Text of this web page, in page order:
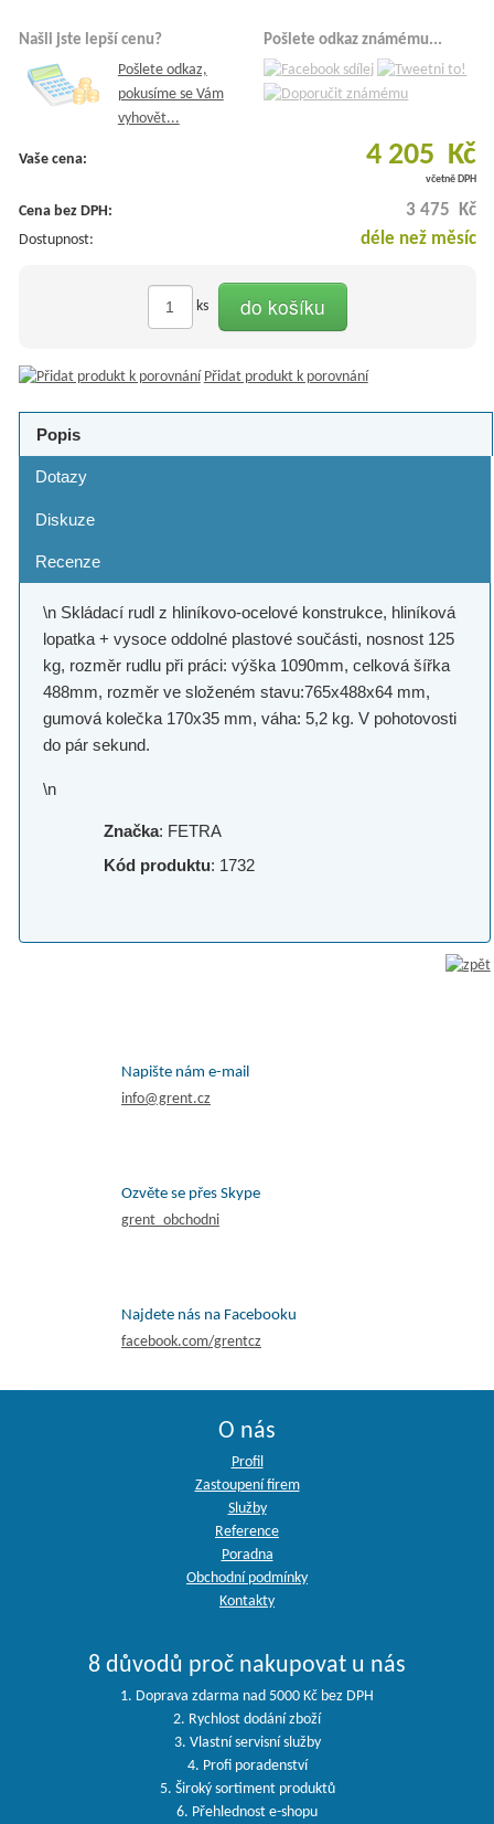
Našli jste lepší cenu?
Pošlete odkaz,
pokusíme se Vám
vyhovět...
Pošlete odkaz známému...
Vaše cena: 4 205 Kč
včetně DPH
Cena bez DPH: 3 475 Kč
Dostupnost: déle než měsíc
ks do košíku
Přidat produkt k porovnání
Popis
Dotazy
Diskuze
Recenze
\n Skládací rudl z hliníkovo-ocelové konstrukce, hliníková
lopatka + vysoce oddolné plastové součásti, nosnost 125
kg, rozměr rudlu při práci: výška 1090mm, celková šířka
488mm, rozměr ve složeném stavu:765x488x64 mm,
gumová kolečka 170x35 mm, váha: 5,2 kg. V pohotovosti
do pár sekund.
\n
Značka: FETRA
Kód produktu: 1732
Napište nám e-mail
info@grent.cz
Ozvěte se přes Skype
grent_obchodni
Najdete nás na Facebooku
facebook.com/grentcz
O nás
Profil
Zastoupení firem
Služby
Reference
Poradna
Obchodní podmínky
Kontakty
8 důvodů proč nakupovat u nás
1. Doprava zdarma nad 5000 Kč bez DPH
2. Rychlost dodání zboží
3. Vlastní servisní služby
4. Profi poradenství
5. Široký sortiment produktů
6. Přehlednost e-shopu